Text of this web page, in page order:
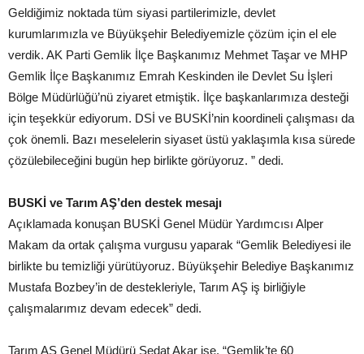
Geldiğimiz noktada tüm siyasi partilerimizle, devlet
kurumlarımızla ve Büyükşehir Belediyemizle çözüm için el ele
verdik. AK Parti Gemlik İlçe Başkanımız Mehmet Taşar ve MHP
Gemlik İlçe Başkanımız Emrah Keskinden ile Devlet Su İşleri
Bölge Müdürlüğü’nü ziyaret etmiştik. İlçe başkanlarımıza desteği
için teşekkür ediyorum. DSİ ve BUSKİ’nin koordineli çalışması da
çok önemli. Bazı meselelerin siyaset üstü yaklaşımla kısa sürede
çözülebileceğini bugün hep birlikte görüyoruz. ” dedi.
BUSKİ ve Tarım AŞ’den destek mesajı
Açıklamada konuşan BUSKİ Genel Müdür Yardımcısı Alper
Makam da ortak çalışma vurgusu yaparak “Gemlik Belediyesi ile
birlikte bu temizliği yürütüyoruz. Büyükşehir Belediye Başkanımız
Mustafa Bozbey’in de destekleriyle, Tarım AŞ iş birliğiyle
çalışmalarımız devam edecek” dedi.
Tarım AŞ Genel Müdürü Sedat Akar ise, “Gemlik’te 60